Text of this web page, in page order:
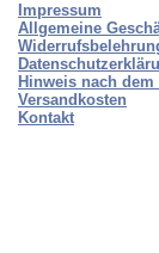
Impressum
Allgemeine
Hinweis nach dem
Versandkosten
Kontakt